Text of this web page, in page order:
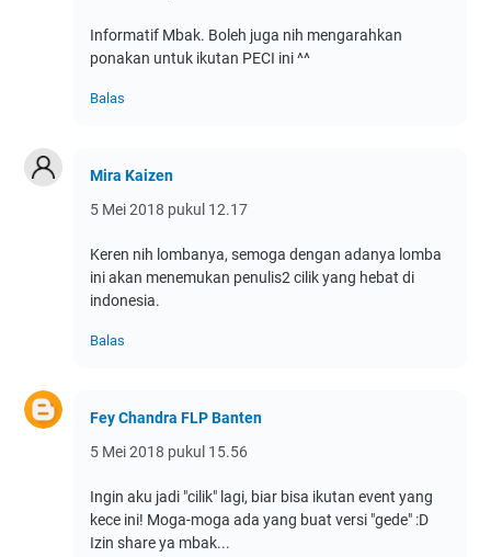
Informatif Mbak. Boleh juga nih mengarahkan
ponakan untuk ikutan PECI ini ^^
Balas
Mira Kaizen
5 Mei 2018 pukul 12.17
Keren nih lombanya, semoga dengan adanya lomba
ini akan menemukan penulis2 cilik yang hebat di
indonesia.
Balas
Fey Chandra FLP Banten
5 Mei 2018 pukul 15.56
Ingin aku jadi "cilik" lagi, biar bisa ikutan event yang
kece ini! Moga-moga ada yang buat versi "gede" :D
Izin share ya mbak...